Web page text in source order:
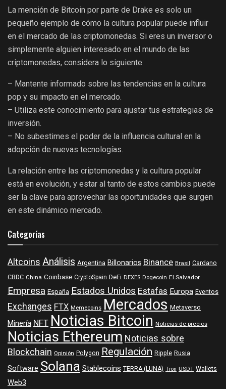
La mención de Bitcoin por parte de Drake es solo un
pequeño ejemplo de cómo la cultura popular puede influir
en el mercado de las criptomonedas. Si eres un inversor o
simplemente alguien interesado en el mundo de las
criptomonedas, considera lo siguiente:
– Mantente informado sobre las tendencias en la cultura
pop y su impacto en el mercado.
– Utiliza este conocimiento para ajustar tus estrategias de
inversión.
– No subestimes el poder de la influencia cultural en la
adopción de nuevas tecnologías.
La relación entre las criptomonedas y la cultura popular
está en evolución, y estar al tanto de estos cambios puede
ser la clave para aprovechar las oportunidades que surgen
en este dinámico mercado.
Categorías
Altcoins Análisis Argentina Billonarios Binance Brasil Cardano
CBDC China Coinbase CryptoSpain DeFi DEXES Dogecoin El Salvador
Empresa España Estados Unidos Estafas Europa Eventos
Exchanges FTX Memecoins Mercados Metaverso
Minería NFTNoticias Bitcoin Noticias de precios
Noticias EthereumNoticias sobre
Blockchain Opinión Polygon Regulación Ripple Rusia
Software Solana Stablecoins TERRA (LUNA) Tron USDT Wallets
Web3